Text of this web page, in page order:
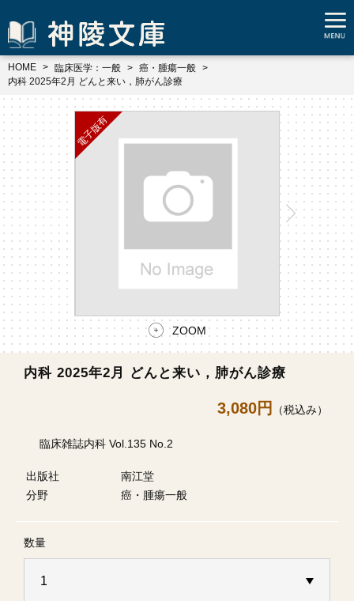
HOME 臨床医学：一般
癌・腫瘍一般
内科 2025年2月 どんと来い，肺がん診療
ZOOM
内科 2025年2月 どんと来い，肺がん診療
3,080円 （税込み）
臨床雑誌内科 Vol.135 No.2
出版社
南江堂
分野
癌・腫瘍一般
数量